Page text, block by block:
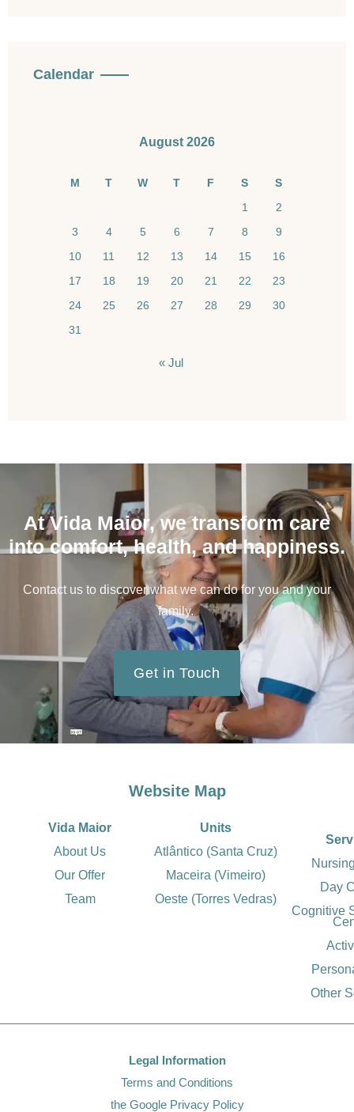
Calendar
August 2026
M T W T F S
S
1
2
3
4 5 6 7 8
9
10
11 12 13 14 15
16
17
18 19 20 21 22
23
24
25 26 27 28 29
30
31
« Jul
At Vida Maior, we transform care
into comfort, health, and happiness.
Contact us to discover what we can do for you and your
family.
Get in Touch
Website Map
Vida Maior
About Us
Our Offer
Team
Units
Atlântico (Santa Cruz)
Maceira (Vimeiro)
Oeste (Torres Vedras)
Day
Cognitive
Other
Legal Information
Terms and Conditions
the Google Privacy Policy